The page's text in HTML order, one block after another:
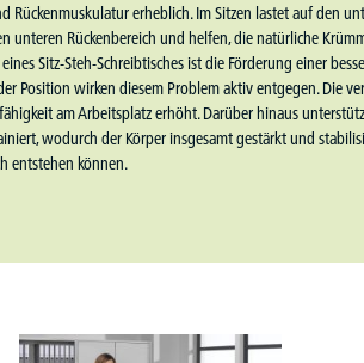
erheblich. Im Sitzen lastet auf den
Rückenbereich und helfen, die natürliche
Sitz-Steh-Schreibtisches ist die Förderung einer
Position wirken diesem Problem aktiv entgegen.
am Arbeitsplatz erhöht. Darüber hinaus
wodurch der Körper insgesamt gestärkt und
entstehen können.